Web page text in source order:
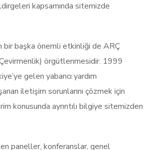
kapsamında sitemizde
bir başka önemli etkinliği de ARÇ
örgütlenmesidir. 1999
gelen yabancı yardım
iletişim sorunlarını çözmek için
konusunda ayrıntılı bilgiye sitemizden
paneller, konferanslar, genel